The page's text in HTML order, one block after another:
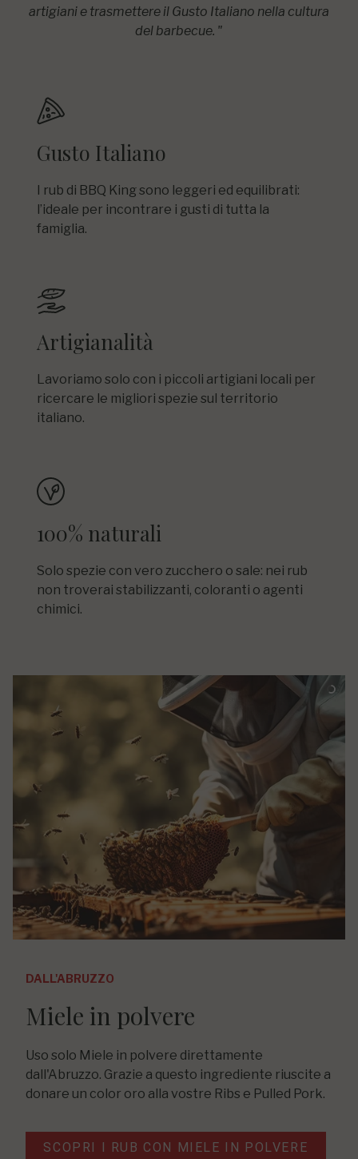
artigiani e trasmettere il Gusto Italiano nella cultura
del barbecue. "
Gusto Italiano
I rub di BBQ King sono leggeri ed equilibrati:
l’ideale per incontrare i gusti di tutta la
famiglia.
Artigianalità
Lavoriamo solo con i piccoli artigiani locali per
ricercare le migliori spezie sul territorio
italiano.
100% naturali
Solo spezie con vero zucchero o sale: nei rub
non troverai stabilizzanti, coloranti o agenti
chimici.
DALL'ABRUZZO
Miele in polvere
Uso solo Miele in polvere direttamente
dall'Abruzzo. Grazie a questo ingrediente riuscite a
donare un color oro alla vostre Ribs e Pulled Pork.
SCOPRI I RUB CON MIELE IN POLVERE